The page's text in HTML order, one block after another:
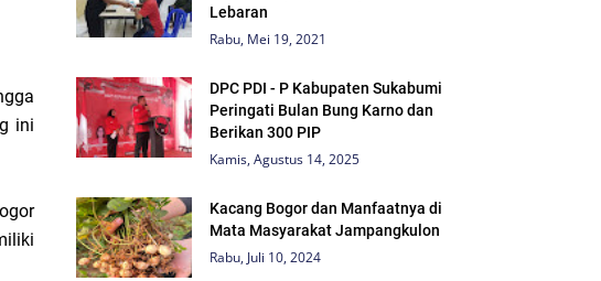
ini
Lebaran
Rabu, Mei 19, 2021
DPC PDI - P Kabupaten Sukabumi
Peringati Bulan Bung Karno dan
Berikan 300 PIP
Kamis, Agustus 14, 2025
Kacang Bogor dan Manfaatnya di
Mata Masyarakat Jampangkulon
Rabu, Juli 10, 2024